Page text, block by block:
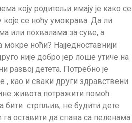
коју родитељи имају је како се
које се ноћу умокрава. Да ли
или похвалама за суве, а
ноћи? Најједноставнији
није добро јер лоше утиче на
развој детета. Потребно је
, као и сваки други здравствени
живота потражити помоћ
бити стрпљив, не будити дете
оставити да спава са пеленама